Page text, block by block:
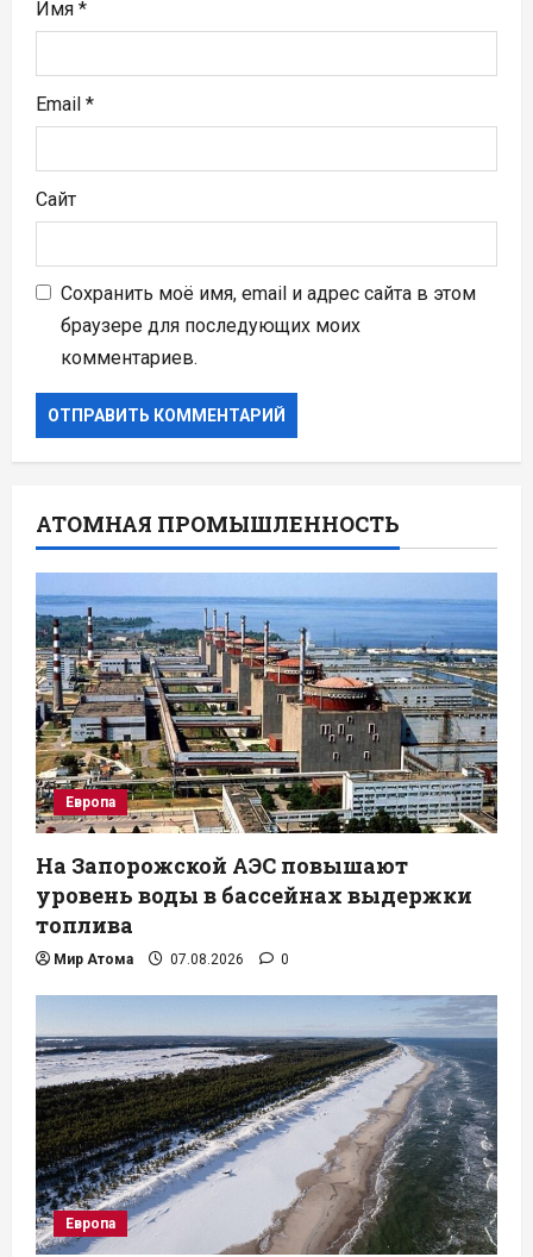
м
Имя *
Email *
Сайт
Сохранить моё имя, email и адрес сайта в этом
браузере для последующих моих
комментариев.
АТОМНАЯ ПРОМЫШЛЕННОСТЬ
Европа
На Запорожской АЭС повышают
уровень воды в бассейнах выдержки
топлива
Мир Атома 07.08.2026 0
Европа